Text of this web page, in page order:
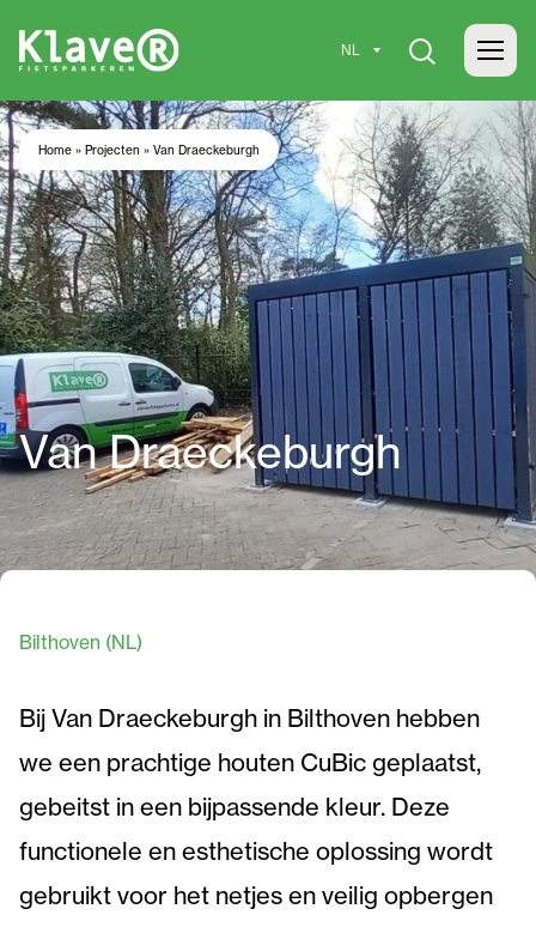
Home » Projecten » Van Draeckeburgh
Van Draeckeburgh
Bilthoven (NL)
Bij Van Draeckeburgh in Bilthoven hebben
we een prachtige houten CuBic geplaatst,
gebeitst in een bijpassende kleur. Deze
functionele en esthetische oplossing wordt
gebruikt voor het netjes en veilig opbergen